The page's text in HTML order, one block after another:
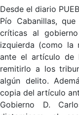
Desde el diario
Pío Cabanillas,
críticas al
izquierda (como la
ante el artículo de
remitirlo a los
algún delito.
copia del artículo
Gobierno D.